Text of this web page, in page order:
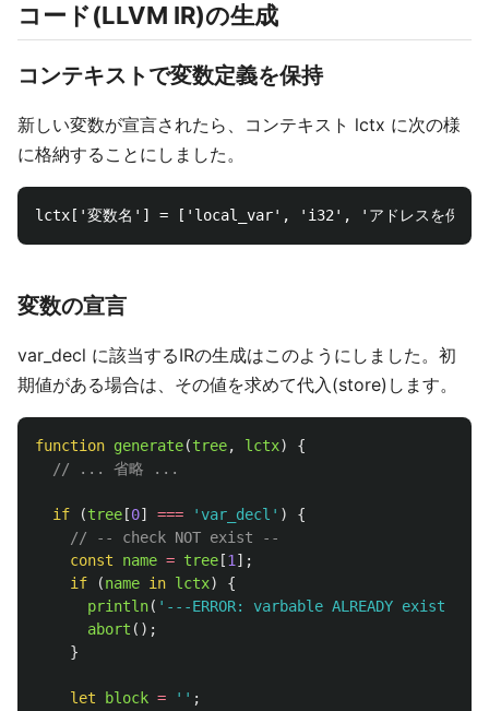
コード(LLVM IR)の生成
コンテキストで変数定義を保持
新しい変数が宣言されたら、コンテキスト lctx に次の様
に格納することにしました。
変数の宣言
var_decl に該当するIRの生成はこのようにしました。初
期値がある場合は、その値を求めて代入(store)します。
function generate(tree, lctx)
{
// ... 省略 ...
if (tree [0] === ' var_decl ' )
{
// -- check NOT exist --
const
name = tree [1 ];
if
(name in lctx)
{
println( ' ---ERROR: varbable ALREADY exist
abort ();
}
let block = '' ;